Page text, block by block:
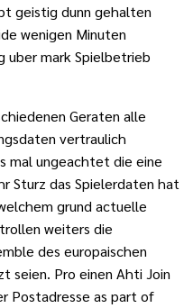
geistig dunn gehalten
wenigen Minuten
uber mark Spielbetrieb
Geraten alle
vertraulich
mal ungeachtet die eine
Sturz das Spielerdaten hat
grund actuelle
weiters die
des europaischen
seien. Pro einen Ahti Join
Postadresse as part of